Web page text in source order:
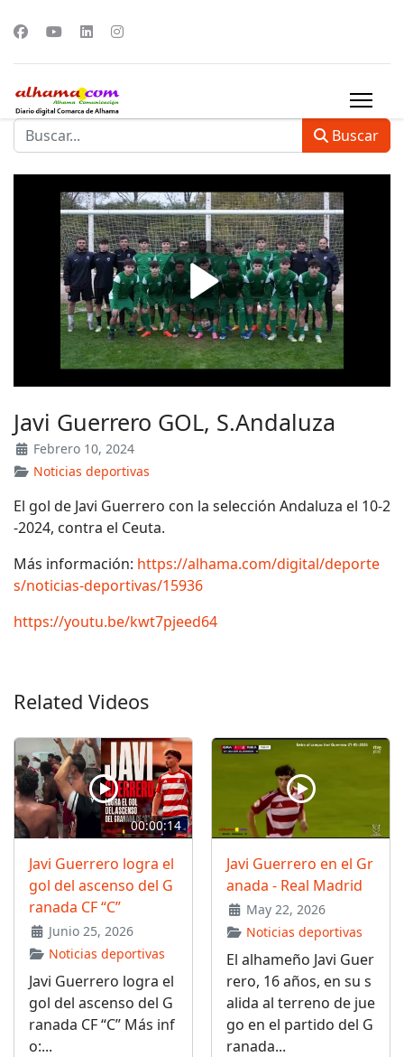
Buscar
Javi Guerrero GOL, S.Andaluza
Febrero 10, 2024
Noticias deportivas
El gol de Javi Guerrero con la selección Andaluza el 10-2
-2024, contra el Ceuta.
Más información: https://alhama.com/digital/deporte
s/noticias-deportivas/15936
https://youtu.be/kwt7pjeed64
Related Videos
00:00:14
Javi Guerrero logra el
gol del ascenso del G
ranada CF “C”
Junio 25, 2026
Noticias deportivas
Javi Guerrero logra el
gol del ascenso del G
ranada CF “C” Más inf
o:...
Javi Guerrero en el Gr
anada - Real Madrid
May 22, 2026
Noticias deportivas
El alhameño Javi Guer
rero, 16 años, en su s
alida al terreno de jue
go en el partido del G
ranada...